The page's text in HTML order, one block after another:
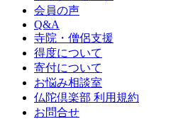
会員の声
Q&A
寺院・僧侶支援
得度について
寄付について
お悩み相談室
仏陀倶楽部 利用規約
お問合せ